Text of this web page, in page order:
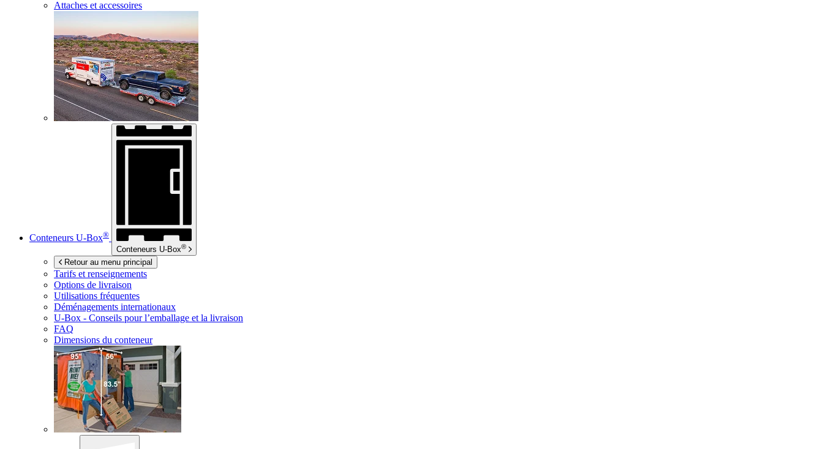
Attaches et accessoires
Conteneurs U-Box®
Conteneurs U-Box®
Retour au menu principal
Tarifs et renseignements
Options de livraison
Utilisations fréquentes
Déménagements internationaux
U-Box - Conseils pour l’emballage et la livraison
FAQ
Dimensions du conteneur